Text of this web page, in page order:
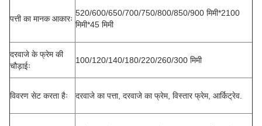
पत्ती का मानक आकारः
520/600/650/700/750/800/850/900 मिमी*2100
मिमी*45 मिमी
दरवाजे के फ्रेम की
चौड़ाईः
100/120/140/180/220/260/300 मिमी
विवरण सेट करता हैः दरवाजे का पत्ता, दरवाजे का फ्रेम, विस्तार फ्रेम, आर्किट्रेव.